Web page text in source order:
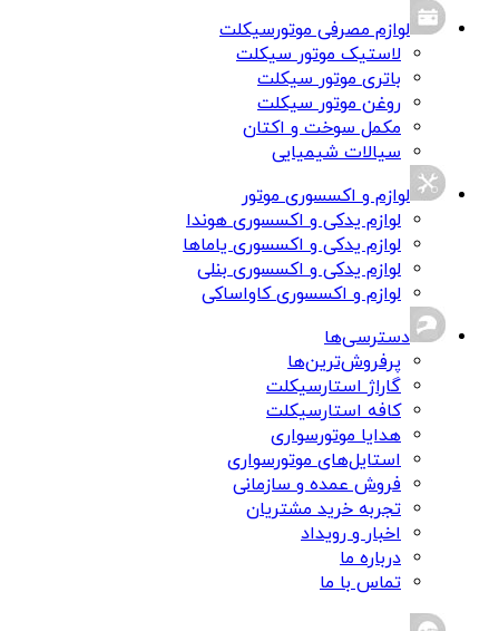
لوازم مصرفی موتورسیکلت
لاستیک موتور سیکلت
باتری موتور سیکلت
روغن موتور سیکلت
مکمل سوخت و اکتان
سیالات شیمیایی
لوازم و اکسسوری موتور
لوازم یدکی و اکسسوری هوندا
لوازم یدکی و اکسسوری یاماها
لوازم یدکی و اکسسوری بنلی
لوازم و اکسسوری کاواساکی
دسترسی‌ها
پرفروش‌ترین‌ها
گاراژ استارسیکلت
کافه استارسیکلت
هدایا موتورسواری
استایل‌های موتورسواری
فروش عمده و سازمانی
تجربه خرید مشتریان
اخبار و رویداد
درباره ما
تماس با ما